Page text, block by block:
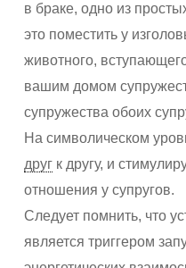
в браке, одно из
это поместить у
животного,
вашим домом
супружества обоих
На символическом
другк другу, и
отношения у супругов.
Следует помнить, что
является триггером